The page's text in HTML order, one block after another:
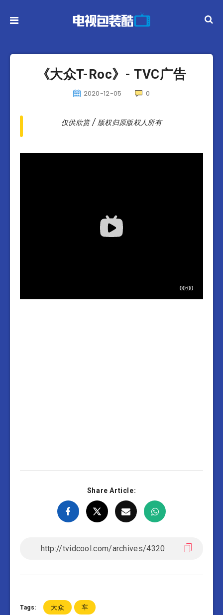
《大众T-Roc》- TVC广告
2020-12-05 0
仅供欣赏 / 版权归原版权人所有
Share Article:
Tags: 大众 车